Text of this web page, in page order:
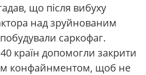
що після вибуху
над зруйнованим
саркофаг.
країн допомогли закрити
конфайнментом, щоб не